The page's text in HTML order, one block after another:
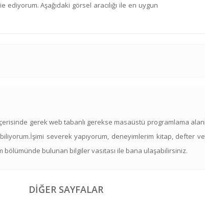
Aşağıdaki görsel aracılığı ile en uygun
gerek web tabanlı gerekse masaüstü programlama
severek yapıyorum, deneyimlerim kitap, defter
bulunan bilgiler vasıtası ile bana ulaşabilirsiniz.
DİĞER SAYFALAR